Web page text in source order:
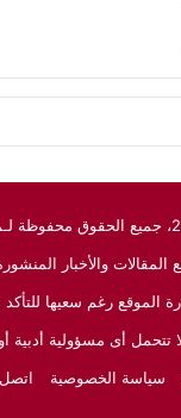
المقالات والأخبار
الموقع رغم سعيها
تتحمل أى مسؤولية أدبية
سياسة الخصوصية اتصل